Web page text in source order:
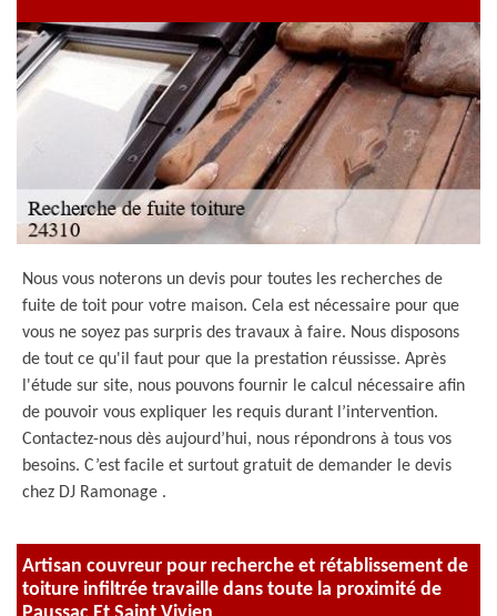
Nous vous noterons un devis pour toutes les recherches de
fuite de toit pour votre maison. Cela est nécessaire pour que
vous ne soyez pas surpris des travaux à faire. Nous disposons
de tout ce qu'il faut pour que la prestation réussisse. Après
l'étude sur site, nous pouvons fournir le calcul nécessaire afin
de pouvoir vous expliquer les requis durant l’intervention.
Contactez-nous dès aujourd’hui, nous répondrons à tous vos
besoins. C’est facile et surtout gratuit de demander le devis
chez DJ Ramonage .
Artisan couvreur pour recherche et rétablissement de
toiture infiltrée travaille dans toute la proximité de